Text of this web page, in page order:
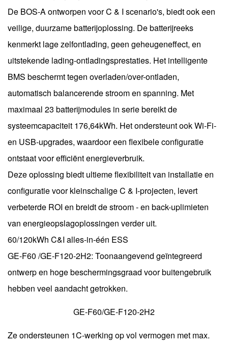
De BOS-A ontworpen voor C & I scenario's, biedt ook een
veilige, duurzame batterijoplossing. De batterijreeks
kenmerkt lage zelfontlading, geen geheugeneffect, en
uitstekende lading-ontladingsprestaties. Het intelligente
BMS beschermt tegen overladen/over-ontladen,
automatisch balancerende stroom en spanning. Met
maximaal 23 batterijmodules in serie bereikt de
systeemcapaciteit 176,64kWh. Het ondersteunt ook Wi-Fi-
en USB-upgrades, waardoor een flexibele configuratie
ontstaat voor efficiënt energieverbruik.
Deze oplossing biedt ultieme flexibiliteit van installatie en
configuratie voor kleinschalige C & I-projecten, levert
verbeterde ROI en breidt de stroom - en back-uplimieten
van energieopslagoplossingen verder uit.
60/120kWh C&I alles-in-één ESS
GE-F60 /GE-F120-2H2: Toonaangevend geïntegreerd
ontwerp en hoge beschermingsgraad voor buitengebruik
hebben veel aandacht getrokken.
GE-F60/GE-F120-2H2
Ze ondersteunen 1C-werking op vol vermogen met max.